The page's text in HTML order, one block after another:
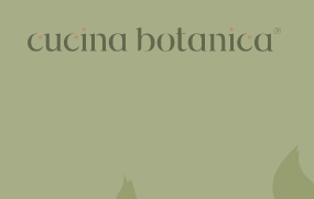
Shop
Contatti